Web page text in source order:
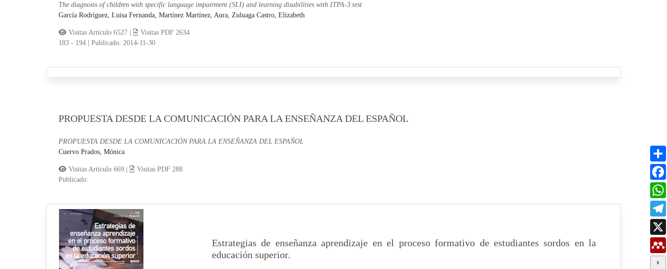
The diagnosis of children with specific language impairment (SLI) and learning disabilities with ITPA-3 test
García Rodríguez, Luisa Fernanda, Martínez Martínez, Aura, Zuluaga Castro, Elizabeth
Visitas Artículo 6527 |
Visitas PDF 2634
183 - 194 | Publicado: 2014-11-30
PROPUESTA DESDE LA COMUNICACIÓN PARA LA ENSEÑANZA DEL ESPAÑOL
PROPUESTA DESDE LA COMUNICACIÓN PARA LA ENSEÑANZA DEL ESPAÑOL
Cuervo Prados, Mónica
Visitas Artículo 669 |
Visitas PDF 288
Publicado:
Estrategias de enseñanza aprendizaje en el proceso formativo de estudiantes sordos en la
educación superior.